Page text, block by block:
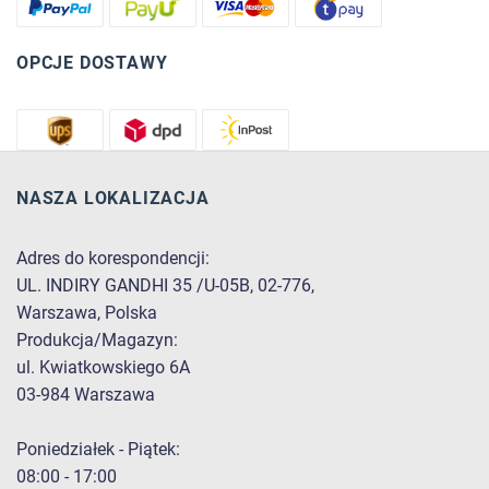
OPCJE DOSTAWY
NASZA LOKALIZACJA
Adres do korespondencji:
UL. INDIRY GANDHI 35 /U-05B, 02-776,
Warszawa, Polska
Produkcja/Magazyn:
ul. Kwiatkowskiego 6A
03-984 Warszawa
Poniedziałek - Piątek:
08:00 - 17:00